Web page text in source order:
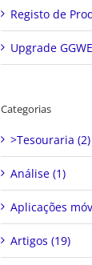
Registo de
Upgrade
Categorias
>Tesouraria (2)
Análise (1)
Aplicações
Artigos (19)